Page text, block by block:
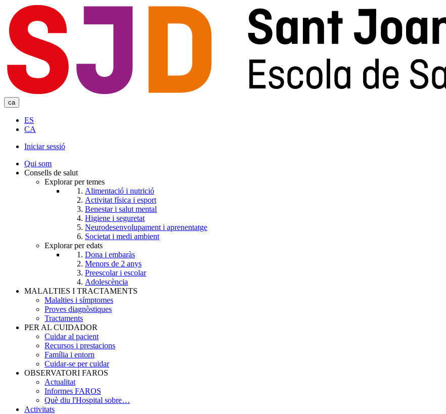
main
content
ca
ES
CA
User
account
Iniciar sessió
Qui som
Consells de salut
Explorar per temes
Alimentació i nutrició
Activitat física i esport
Benestar i salut mental
Higiene i seguretat
Neurodesenvolupament i aprenentatge
Societat i medi ambient
Explorar per edats
Dona i embaràs
Menors de 2 anys
Preescolar i escolar
Adolescència
MALALTIES I TRACTAMENTS
Malalties i símptomes
Proves diagnòstiques
Tractaments
PER AL CUIDADOR
Cuidar al pacient
Recursos i prestacions
Família i entorn
Cuidar-se per cuidar
OBSERVATORI FAROS
Actualitat
Informes FAROS
Què diu l'Hospital sobre…
Activitats